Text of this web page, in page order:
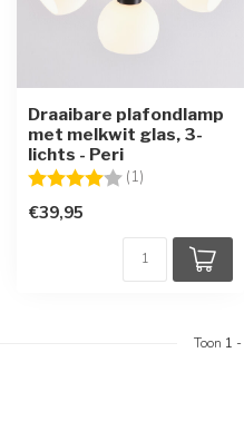
Draaibare plafondlamp
met melkwit glas, 3-
lichts - Peri
Beoordeling: (1)
€39,95
Toon 1 -